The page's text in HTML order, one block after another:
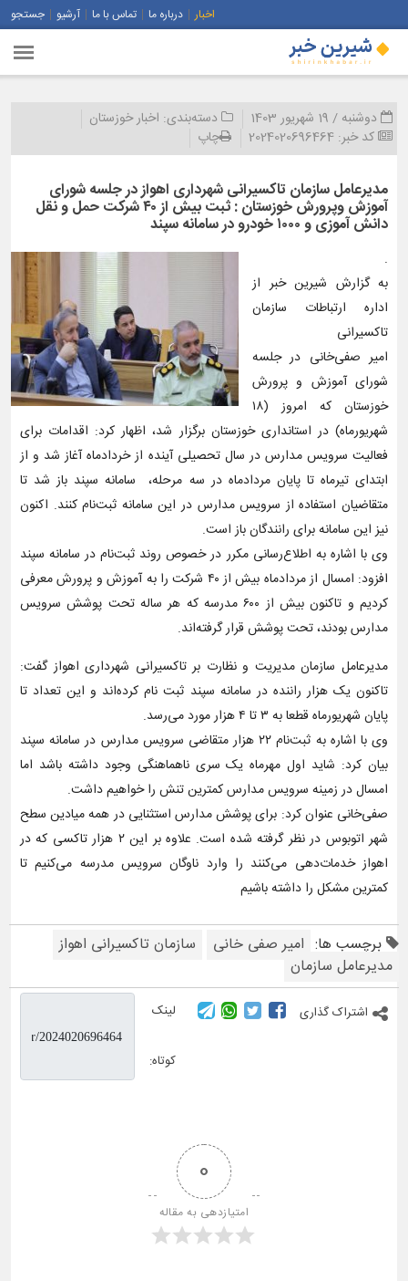
اخبار درباره ما تماس با ما آرشیو جستجو
دوشنبه / 19 شهریور 1403 دسته‌بندی: اخبار خوزستان
کد خبر: 2024020696464 چاپ
مدیرعامل سازمان تاکسیرانی شهرداری اهواز در جلسه شورای
آموزش و‌پرورش خوزستان : ثبت بیش از ۴۰ شرکت حمل و نقل
دانش آموزی و ۱۰۰۰ خودرو در سامانه سپند
.
به گزارش شیرین خبر از
اداره ارتباطات سازمان
تاکسیرانی
امیر صفی‌خانی در جلسه
شورای آموزش و پرورش
خوزستان که امروز (۱۸
شهریورماه) در استانداری خوزستان برگزار شد، اظهار کرد: اقدامات برای
فعالیت سرویس مدارس در سال تحصیلی آینده از خردادماه آغاز شد و از
ابتدای تیرماه تا پایان مردادماه در سه مرحله، سامانه سپند باز شد تا
متقاضیان استفاده از سرویس مدارس در این سامانه ثبت‌نام کنند. اکنون
نیز این سامانه برای رانندگان باز است.
وی با اشاره به اطلاع‌رسانی مکرر در خصوص روند ثبت‌نام در سامانه سپند
افزود: امسال از مردادماه بیش از ۴۰ شرکت را به آموزش و پرورش معرفی
کردیم و تاکنون بیش از ۶۰۰ مدرسه که هر ساله تحت پوشش سرویس
مدارس بودند، تحت پوشش قرار گرفته‌اند.
مدیرعامل سازمان مدیریت و نظارت بر تاکسیرانی شهرداری اهواز گفت:
تاکنون یک هزار راننده در سامانه سپند ثبت نام کرده‌اند و این تعداد تا
پایان شهریورماه قطعا به ۳ تا ۴ هزار مورد می‌رسد.
وی با اشاره به ثبت‌نام ۲۲ هزار متقاضی سرویس مدارس در سامانه سپند
بیان کرد: شاید اول مهرماه یک سری ناهماهنگی وجود داشته باشد اما
امسال در زمینه سرویس مدارس کمترین تنش را خواهیم داشت.
صفی‌خانی عنوان کرد: برای پوشش مدارس استثنایی در همه میادین سطح
شهر اتوبوس در نظر گرفته شده است. علاوه بر این ۲ هزار تاکسی که در
اهواز خدمات‌دهی می‌کنند را وارد ناوگان سرویس مدرسه می‌کنیم تا
کمترین مشکل را داشته باشیم
برچسب ها: امیر صفی خانی
سازمان تاکسیرانی اهواز
مدیرعامل سازمان
اشتراک گذاری لینک
کوتاه:
0
امتیازدهی به مقاله